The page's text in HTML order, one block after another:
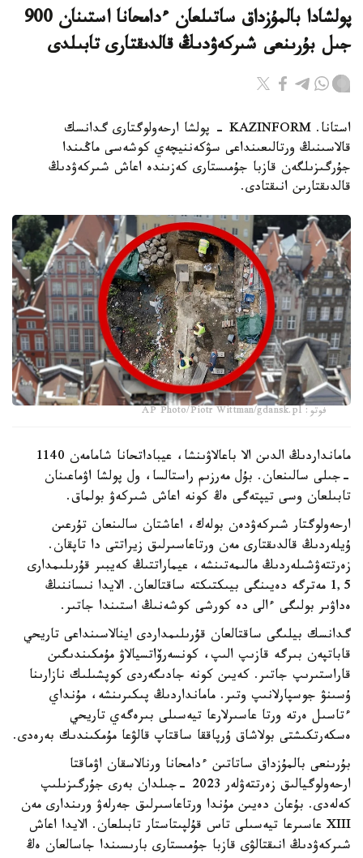
پولشادا بالمۇزداق ساتىلعان ءدامحانا استىنان 900
جىل بۇرىنعى شىركەۋدىڭ قالدىقتارى تابىلدى
استانا. KAZINFORM - پولشا ارحەولوگتارى گدانسك
قالاسىنىڭ ورتالىعىنداعى سۋكەننيچەي كوشەسى ماڭىندا
جۇرگىزىلگەن قازبا جۇمىستارى كەزىندە اعاش شىركەۋدىڭ
قالدىقتارىن انىقتادى.
فوتو: AP Photo/Piotr Wittman/gdansk.pl
مامانداردىڭ الدىن الا باعالاۋىنشا، عيباداتحانا شامامەن 1140
-جىلى سالىنعان. بۇل مەرزىم راستالسا، ول پولشا اۋماعىنان
تابىلعان وسى تيپتەگى ەڭ كونە اعاش شىركەۋ بولماق.
ارحەولوگتار شىركەۋدەن بولەك، اعاشتان سالىنعان تۇرعىن
ۇيلەردىڭ قالدىقتارى مەن ورتاعاسىرلىق زيراتتى دا تاپقان.
زەرتتەۋشىلەردىڭ مالىمەتىنشە، عيماراتتىڭ كەيبىر قۇرىلىمدارى
1,5 مەترگە دەيىنگى بيىكتىكتە ساقتالعان. الايدا نىساننىڭ
ەداۋىر بولىگى ءالى دە كورشى كوشەنىڭ استىندا جاتىر.
گدانسك بيلىگى ساقتالعان قۇرىلىمداردى اينالاسىنداعى تاريحي
قاباتپەن بىرگە قازىپ الىپ، كونسەرۆاتسيالاۋ مۇمكىندىگىن
قاراستىرىپ جاتىر. كەيىن كونە جادىگەردى كوپشىلىك نازارىنا
ۇسىنۋ جوسپارلانىپ وتىر. مامانداردىڭ پىكىرىنشە، مۇنداي
ءتاسىل ەرتە ورتا عاسىرلارعا تيەسىلى بىرەگەي تاريحي
ەسكەرتكىشتى بولاشاق ۇرپاققا ساقتاپ قالۋعا مۇمكىندىك بەرەدى.
بۇرىنعى بالمۇزداق ساتاتىن ءدامحانا ورنالاسقان اۋماقتا
ارحەولوگيالىق زەرتتەۋلەر 2023 -جىلدان بەرى جۇرگىزىلىپ
كەلەدى. بۇعان دەيىن مۇندا ورتاعاسىرلىق جەرلەۋ ورىندارى مەن
XIII عاسىرعا تيەسىلى تاس قۇلپىتاستار تابىلعان. الايدا اعاش
شىركەۋدىڭ انىقتالۋى قازبا جۇمىستارى بارىسىندا جاسالعان ەڭ